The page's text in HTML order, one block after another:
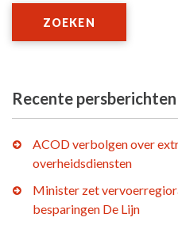
ZOEKEN
Recente persberichten
ACOD verbolgen over
overheidsdiensten
Minister zet
besparingen De Lijn